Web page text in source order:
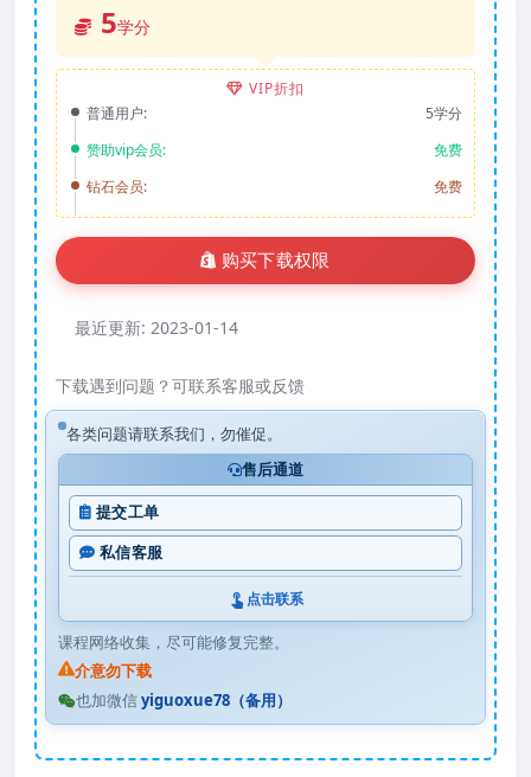
5学分
VIP折扣
普通用户:
5学分
赞助vip会员:
免费
钻石会员:
免费
购买下载权限
最近更新: 2023-01-14
下载遇到问题？可联系客服或反馈
各类问题请联系我们，勿催促。
售后通道
提交工单
私信客服
点击联系
课程网络收集，尽可能修复完整。
介意勿下载
也加微信yiguoxue78（备用）